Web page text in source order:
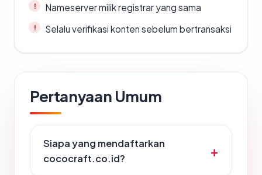
Nameserver milik registrar yang sama
Selalu verifikasi konten sebelum bertransaksi
Pertanyaan Umum
Siapa yang mendaftarkan
cococraft.co.id?